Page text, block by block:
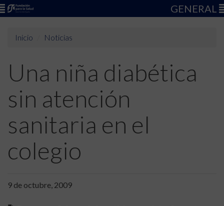
GENERAL
Inicio Noticias
Una niña diabética
sin atención
sanitaria en el
colegio
9 de octubre, 2009